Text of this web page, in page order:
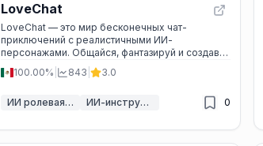
LoveChat
LoveChat — это мир бесконечных чат-
приключений с реалистичными ИИ-
персонажами. Общайся, фантазируй и создавай
уникальные истории!
100.00% 843 3.0
ИИ ролевая игра ИИ-инструменты для диалогов для взрослых 0